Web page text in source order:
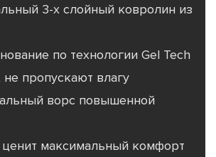
3-х слойный ковролин из
по технологии Gel Tech
пропускают влагу
ворс повышенной
ценит максимальный комфорт